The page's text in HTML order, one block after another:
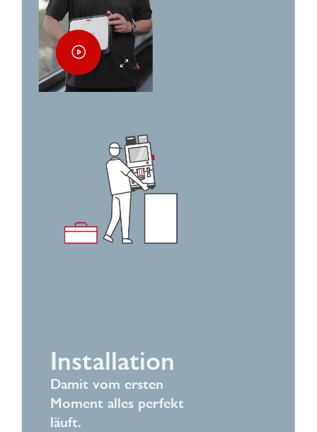
Installation
Damit vom ersten
Moment alles perfekt
läuft.